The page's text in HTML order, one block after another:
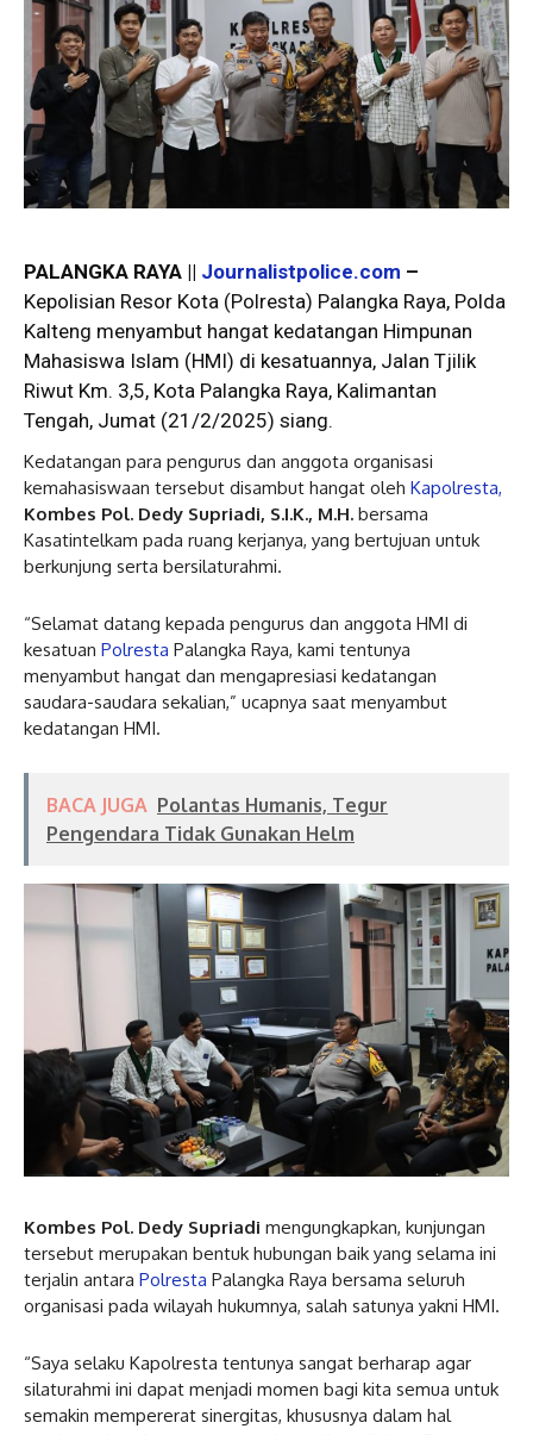
PALANGKA RAYA || Journalistpolice.com –
Kepolisian Resor Kota (Polresta) Palangka Raya, Polda
Kalteng menyambut hangat kedatangan Himpunan
Mahasiswa Islam (HMI) di kesatuannya, Jalan Tjilik
Riwut Km. 3,5, Kota Palangka Raya, Kalimantan
Tengah, Jumat (21/2/2025) siang.
Kedatangan para pengurus dan anggota organisasi
kemahasiswaan tersebut disambut hangat oleh Kapolresta,
Kombes Pol. Dedy Supriadi, S.I.K., M.H. bersama
Kasatintelkam pada ruang kerjanya, yang bertujuan untuk
berkunjung serta bersilaturahmi.
“Selamat datang kepada pengurus dan anggota HMI di
kesatuan Polresta Palangka Raya, kami tentunya
menyambut hangat dan mengapresiasi kedatangan
saudara-saudara sekalian,” ucapnya saat menyambut
kedatangan HMI.
BACA JUGA Polantas Humanis, Tegur
Pengendara Tidak Gunakan Helm
Kombes Pol. Dedy Supriadi mengungkapkan, kunjungan
tersebut merupakan bentuk hubungan baik yang selama ini
terjalin antara Polresta Palangka Raya bersama seluruh
organisasi pada wilayah hukumnya, salah satunya yakni HMI.
“Saya selaku Kapolresta tentunya sangat berharap agar
silaturahmi ini dapat menjadi momen bagi kita semua untuk
semakin mempererat sinergitas, khususnya dalam hal